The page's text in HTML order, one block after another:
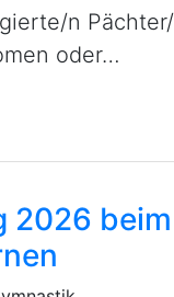
n
oder…
2026